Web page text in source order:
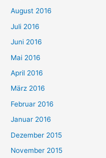
August 2016
Juli 2016
Juni 2016
Mai 2016
April 2016
März 2016
Februar 2016
Januar 2016
Dezember 2015
November 2015